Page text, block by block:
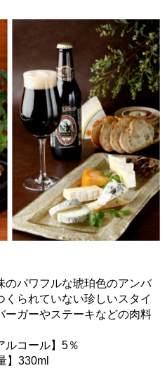
のパワフルな琥珀色のアンバ
られていない珍しいスタイ
ーガーやステーキなどの肉料
ルコール】5％
】330ml